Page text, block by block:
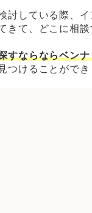
討している際、
きて、どこに相
すならならベン
つけることができ